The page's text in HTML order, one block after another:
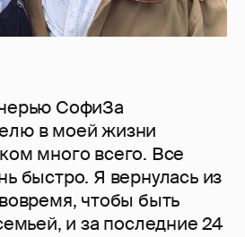
СофиЗа
в моей жизни
много всего. Все
быстро. Я вернулась из
чтобы быть
и за последние 24